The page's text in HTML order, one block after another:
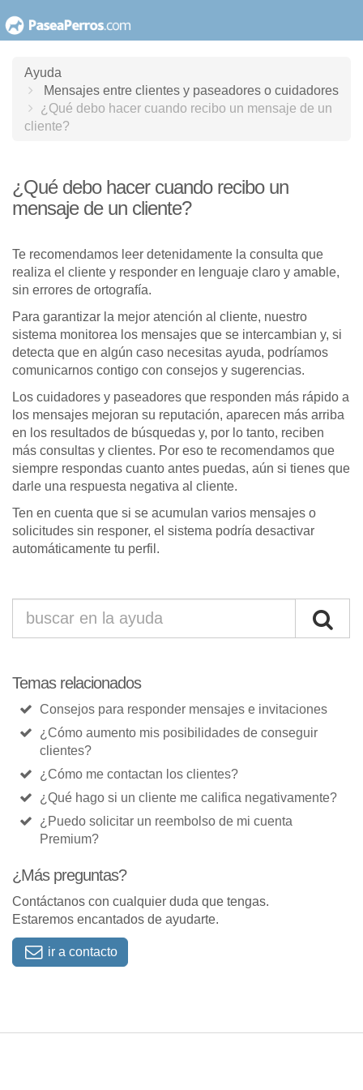
al
contenido
Ayuda
Mensajes entre clientes y paseadores o cuidadores
¿Qué debo hacer cuando recibo un mensaje de un
cliente?
¿Qué debo hacer cuando recibo un
mensaje de un cliente?
Te recomendamos leer detenidamente la consulta que
realiza el cliente y responder en lenguaje claro y amable,
sin errores de ortografía.
Para garantizar la mejor atención al cliente, nuestro
sistema monitorea los mensajes que se intercambian y, si
detecta que en algún caso necesitas ayuda, podríamos
comunicarnos contigo con consejos y sugerencias.
Los cuidadores y paseadores que responden más rápido a
los mensajes mejoran su reputación, aparecen más arriba
en los resultados de búsquedas y, por lo tanto, reciben
más consultas y clientes. Por eso te recomendamos que
siempre respondas cuanto antes puedas, aún si tienes que
darle una respuesta negativa al cliente.
Ten en cuenta que si se acumulan varios mensajes o
solicitudes sin responer, el sistema podría desactivar
automáticamente tu perfil.
Temas relacionados
Consejos para responder mensajes e invitaciones
¿Cómo aumento mis posibilidades de conseguir
clientes?
¿Cómo me contactan los clientes?
¿Qué hago si un cliente me califica negativamente?
¿Puedo solicitar un reembolso de mi cuenta
Premium?
¿Más preguntas?
Contáctanos con cualquier duda que tengas.
Estaremos encantados de ayudarte.
ir a contacto